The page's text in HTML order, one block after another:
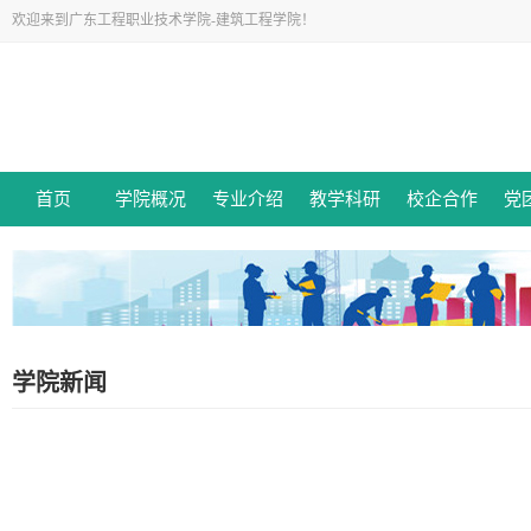
欢迎来到广东工程职业技术学院-建筑工程学院！
首页 学院概况 专业介绍 教学科研 校企合作 党
学院新闻